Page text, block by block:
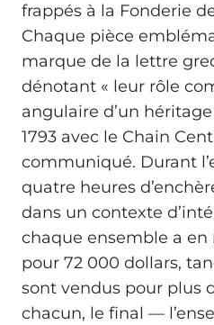
frappés à la Fonderie
Chaque pièce
marque de la lettre
dénotant « leur rôle
angulaire d’un
1793 avec le Chain
communiqué. Durant
quatre heures
dans un contexte
chaque ensemble a
pour 72 000 dollars,
sont vendus pour plus
chacun, le final —